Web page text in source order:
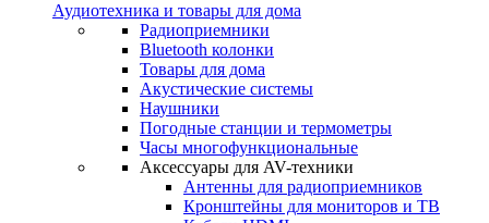
Аудиотехника и товары для дома
Радиоприемники
Bluetooth колонки
Товары для дома
Акустические системы
Наушники
Погодные станции и термометры
Часы многофункциональные
Аксессуары для AV-техники
Антенны для радиоприемников
Кронштейны для мониторов и ТВ